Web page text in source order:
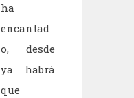
ha
encantad
o, desde
ya habrá
que